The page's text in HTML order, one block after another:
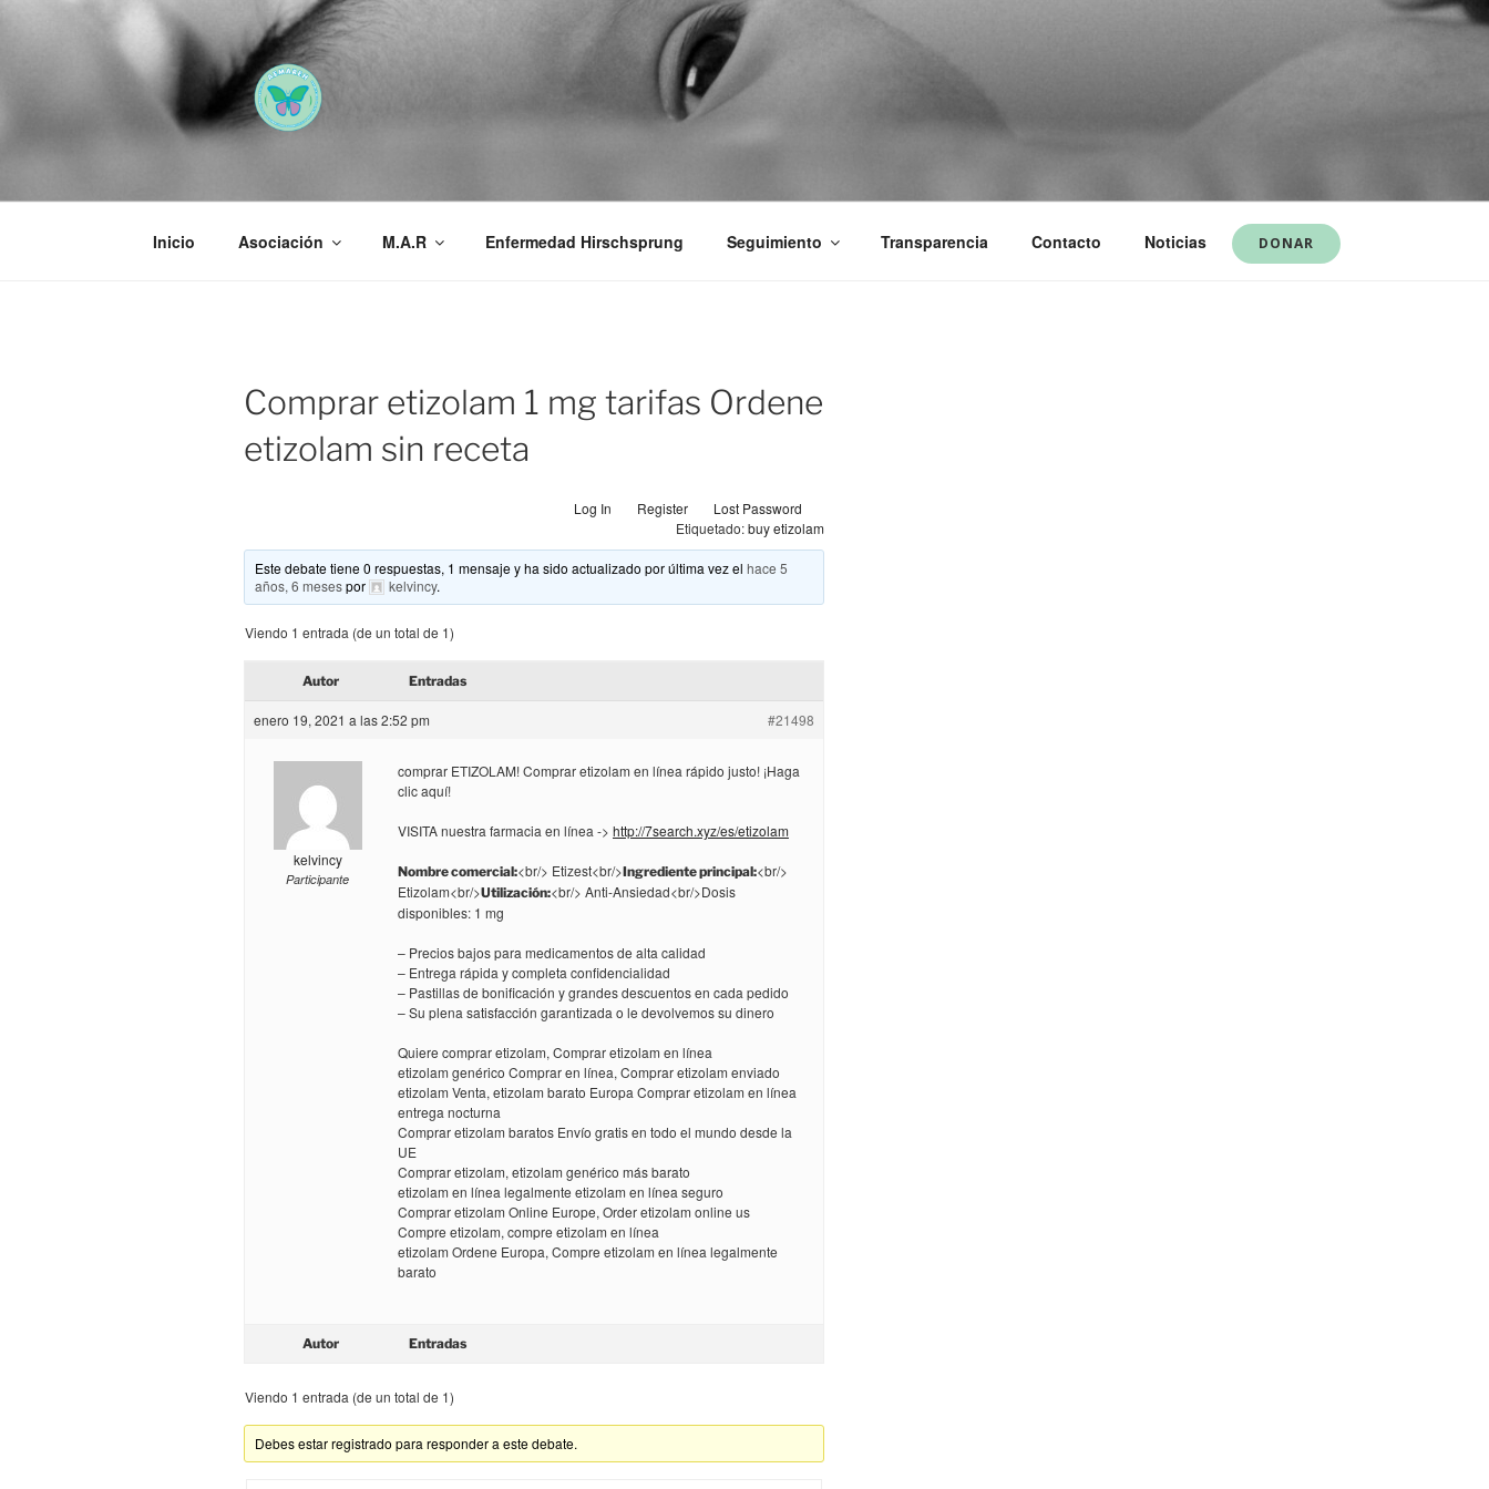
Saltar
Inicio Asociación M.A.R Enfermedad Hirschsprung Seguimiento Transparencia Contacto Noticias DONAR
Comprar etizolam 1 mg tarifas Ordene
etizolam sin receta
Log In Register
Lost Password
Etiquetado:buy etizolam
Este debate tiene 0 respuestas, 1 mensaje y ha sido actualizado por última vez elhace 5
años, 6 mesespor kelvincy.
Viendo 1 entrada (de un total de 1)
Autor Entradas
enero 19, 2021 a las 2:52 pm #21498
kelvincy
Participante
comprar ETIZOLAM! Comprar etizolam en línea rápido justo! ¡Haga
clic aquí!
VISITA nuestra farmacia en línea -> http://7search.xyz/es/etizolam
Nombre comercial:<br/> Etizest<br/>Ingrediente principal:<br/>
Etizolam<br/>Utilización:<br/> Anti-Ansiedad<br/>Dosis
disponibles: 1 mg
– Precios bajos para medicamentos de alta calidad
– Entrega rápida y completa confidencialidad
– Pastillas de bonificación y grandes descuentos en cada pedido
– Su plena satisfacción garantizada o le devolvemos su dinero
Quiere comprar etizolam, Comprar etizolam en línea
etizolam genérico Comprar en línea, Comprar etizolam enviado
etizolam Venta, etizolam barato Europa Comprar etizolam en línea
entrega nocturna
Comprar etizolam baratos Envío gratis en todo el mundo desde la
UE
Comprar etizolam, etizolam genérico más barato
etizolam en línea legalmente etizolam en línea seguro
Comprar etizolam Online Europe, Order etizolam online us
Compre etizolam, compre etizolam en línea
etizolam Ordene Europa, Compre etizolam en línea legalmente
barato
Autor Entradas
Viendo 1 entrada (de un total de 1)
Debes estar registrado para responder a este debate.